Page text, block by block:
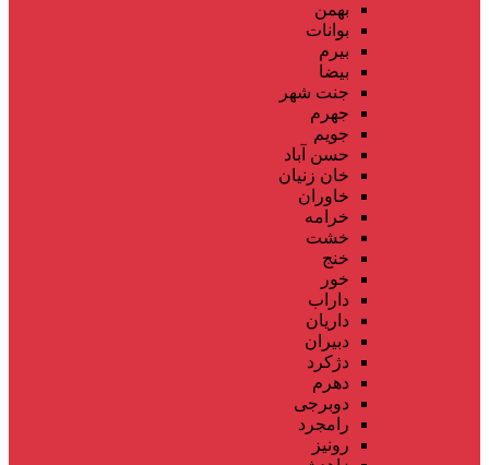
بهمن
بوانات
بیرم
بیضا
جنت شهر
جهرم
جویم
حسن آباد
خان زنیان
خاوران
خرامه
خشت
خنج
خور
داراب
داریان
دبیران
دژکرد
دهرم
دوبرجی
رامجرد
رونیز